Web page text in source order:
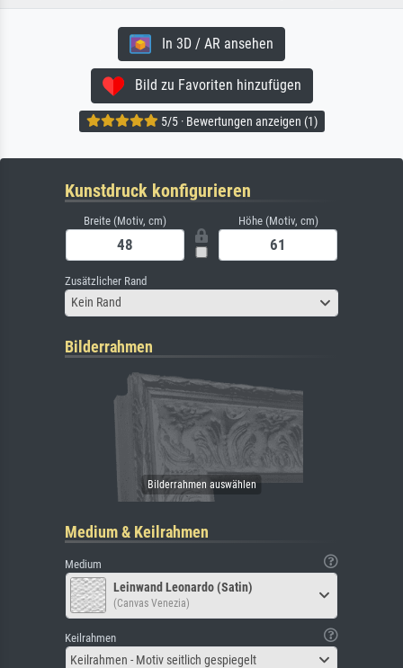
In 3D / AR ansehen
Bild zu Favoriten hinzufügen
5/5 · Bewertungen anzeigen (1)
Kunstdruck konfigurieren
Breite (Motiv, cm) Höhe (Motiv, cm)
Zusätzlicher Rand
Kein Rand
Bilderrahmen
Medium & Keilrahmen
Medium
Leinwand Leonardo (Satin)
(Canvas Venezia)
Keilrahmen
Keilrahmen - Motiv seitlich gespiegelt